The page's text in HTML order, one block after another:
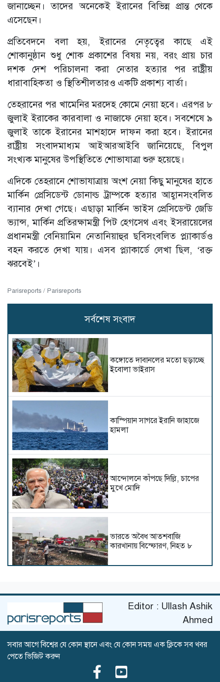
জানাচ্ছেন। তাদের অনেকেই ইরানের বিভিন্ন প্রান্ত থেকে
এসেছেন।
প্রতিবেদনে বলা হয়, ইরানের নেতৃত্বের কাছে এই
শোকানুষ্ঠান শুধু শোক প্রকাশের বিষয় নয়, বরং প্রায় চার
দশক দেশ পরিচালনা করা নেতার হত্যার পর রাষ্ট্রীয়
ধারাবাহিকতা ও স্থিতিশীলতারও একটি প্রকাশ্য বার্তা।
তেহরানের পর খামেনির মরদেহ কোমে নেয়া হবে। এরপর ৮
জুলাই ইরাকের কারবালা ও নাজাফে নেয়া হবে। সবশেষে ৯
জুলাই তাকে ইরানের মাশহাদে দাফন করা হবে। ইরানের
রাষ্ট্রীয় সংবাদমাধ্যম আইআরআইবি জানিয়েছে, বিপুল
সংখ্যক মানুষের উপস্থিতিতে শোভাযাত্রা শুরু হয়েছে।
এদিকে তেহরানে শোভাযাত্রায় অংশ নেয়া কিছু মানুষের হাতে
মার্কিন প্রেসিডেন্ট ডোনাল্ড ট্রাম্পকে হত্যার আহ্বানসংবলিত
ব্যানার দেখা গেছে। এছাড়া মার্কিন ভাইস প্রেসিডেন্ট জেডি
ভ্যান্স, মার্কিন প্রতিরক্ষামন্ত্রী পিট হেগসেথ এবং ইসরায়েলের
প্রধানমন্ত্রী বেনিয়ামিন নেতানিয়াহুর ছবিসংবলিত প্ল্যাকার্ডও
বহন করতে দেখা যায়। এসব প্ল্যাকার্ডে লেখা ছিল, ‘রক্ত
ঝরবেই’।
Parisreports / Parisreports
সর্বশেষ সংবাদ
কঙ্গোতে দাবানলের মতো ছড়াচ্ছে
ইবোলা ভাইরাস
কাস্পিয়ান সাগরে ইরানি জাহাজে
হামলা
আন্দোলনে কাঁপছে দিল্লি, চাপের
মুখে মোদি
ভারতে অবৈধ আতশবাজি
কারখানায় বিস্ফোরণ, নিহত ৮
প্রতিশোধ নিতে ৪ ধাপের
পরিকল্পনা তেহরানের
ঘোষণা প্রত্যাহার করলেন ট্রাম্প
Editor : Ullash Ashik
Ahmed
সবার আগে বিশ্বের যে কোন স্থানে এবং যে কোন সময় এক ক্লিকে সব খবর
পেতে ভিজিট করুন